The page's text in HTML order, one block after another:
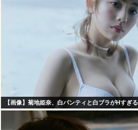
【画像】菊地姫奈、白パンティと白ブラがHすぎる